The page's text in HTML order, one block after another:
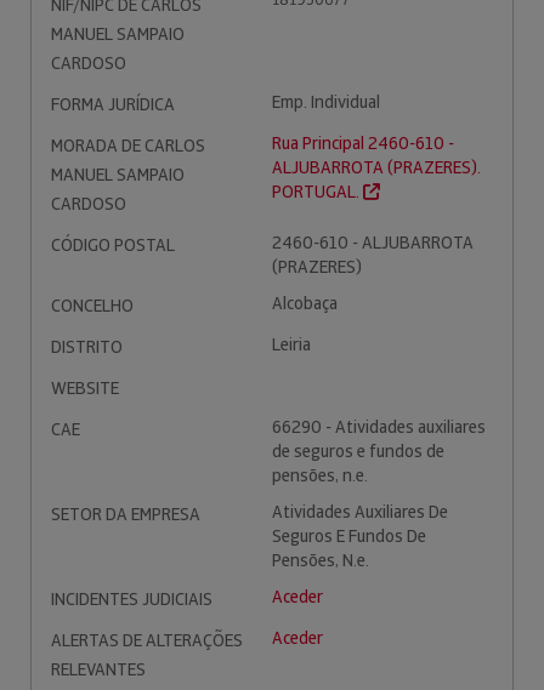
NIF/NIPC DE CARLOS
MANUEL SAMPAIO
CARDOSO
FORMA JURÍDICA
Emp. Individual
MORADA DE CARLOS
MANUEL SAMPAIO
CARDOSO
Rua Principal 2460-610 -
ALJUBARROTA (PRAZERES).
PORTUGAL.
CÓDIGO POSTAL
2460-610 - ALJUBARROTA
(PRAZERES)
CONCELHO
Alcobaça
DISTRITO
Leiria
WEBSITE
CAE
66290 - Atividades auxiliares
de seguros e fundos de
pensões, n.e.
SETOR DA EMPRESA
Atividades Auxiliares De
Seguros E Fundos De
Pensões, N.e.
INCIDENTES JUDICIAIS
Aceder
ALERTAS DE ALTERAÇÕES
RELEVANTES
Aceder